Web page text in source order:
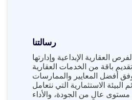
رسالتنا
العقارية الإبداعية وإدارتها
باقة من الخدمات العقارية
أفضل المعايير والممارسات
البيئة الاستثمارية التي نتعامل
عالٍ من الجودة، والأداء